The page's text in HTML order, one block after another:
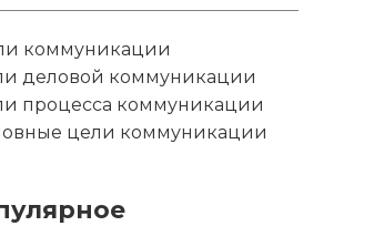
коммуникации
деловой коммуникации
процесса коммуникации
цели коммуникации